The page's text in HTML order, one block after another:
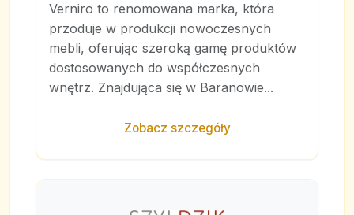
Verniro to renomowana marka, która
przoduje w produkcji nowoczesnych
mebli, oferując szeroką gamę produktów
dostosowanych do współczesnych
wnętrz. Znajdująca się w Baranowie...
Zobacz szczegóły